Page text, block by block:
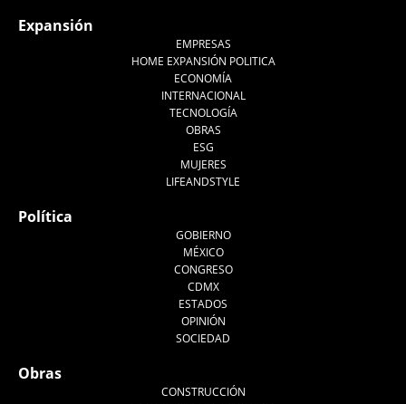
Expansión
EMPRESAS
HOME EXPANSIÓN POLITICA
ECONOMÍA
INTERNACIONAL
TECNOLOGÍA
OBRAS
ESG
MUJERES
LIFEANDSTYLE
Política
GOBIERNO
MÉXICO
CONGRESO
CDMX
ESTADOS
OPINIÓN
SOCIEDAD
Obras
CONSTRUCCIÓN